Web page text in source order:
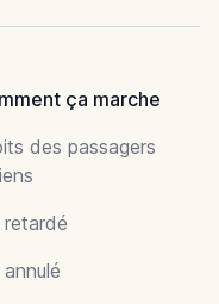
ça marche
des passagers
retardé